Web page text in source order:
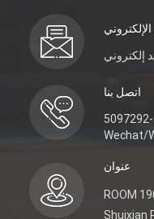
اتصل بنا
Wechat/
عنوان
ROOM
Shuixian